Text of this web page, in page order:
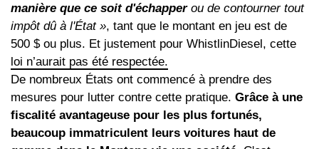
manière que ce soit d'échapper ou de contourner tout
impôt dû à l'État », tant que le montant en jeu est de
500 $ ou plus. Et justement pour WhistlinDiesel, cette
loi n’aurait pas été respectée.
De nombreux États ont commencé à prendre des
mesures pour lutter contre cette pratique. Grâce à une
fiscalité avantageuse pour les plus fortunés,
beaucoup immatriculent leurs voitures haut de